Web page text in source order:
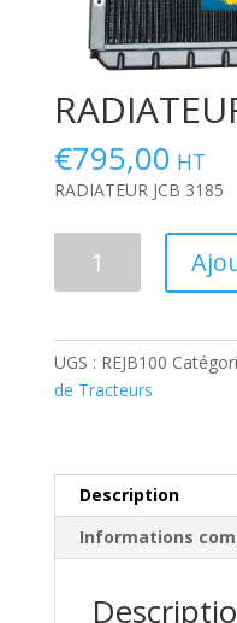
€795,00 HT
RADIATEUR JCB 3185
3185
UGS : REJB100
de Tracteurs
Description
Informations